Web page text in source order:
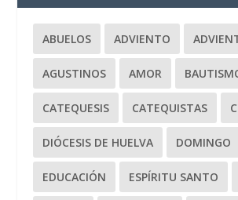
ABUELOS ADVIENTO
AGUSTINOS AMOR
CATEQUESIS CATEQUISTAS
DIÓCESIS DE HUELVA DOMINGO
EDUCACIÓN ESPÍRITU SANTO